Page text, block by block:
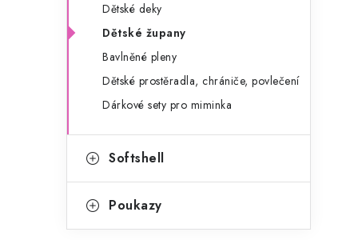
í
n
Dětské deky
Dětské župany
Bavlněné pleny
Dětské prostěradla, chrániče, povlečení
Dárkové sety pro miminka
Softshell
Poukazy